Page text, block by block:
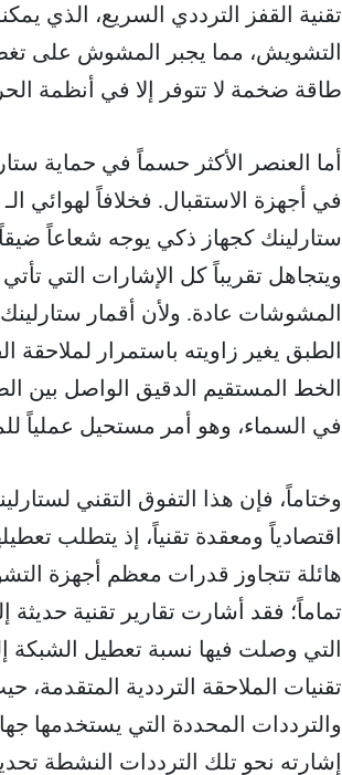
تقنية القفز الترددي السريع، الذي
التشويش، مما يجبر المشوش على
طاقة ضخمة لا تتوفر إلا في أنظمة
أما العنصر الأكثر حسماً في حماية
ستارلينك كجهاز ذكي يوجه شعاعاً
ويتجاهل تقريباً كل الإشارات التي
المشوشات عادة. ولأن أقمار
الطبق يغير زاويته باستمرار
الخط المستقيم الدقيق الواصل بين
في السماء، وهو أمر مستحيل عملياً
وختاماً، فإن هذا التفوق التقني
اقتصادياً ومعقدة تقنياً، إذ يتطلب
هائلة تتجاوز قدرات معظم أجهزة
تماماً؛ فقد أشارت تقارير تقنية
تقنيات الملاحقة الترددية
والترددات المحددة التي يستخدمها
إشارته نحو تلك الترددات النشطة